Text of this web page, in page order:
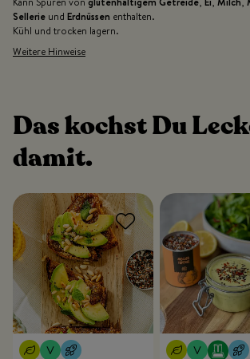
Sellerie und Erdnüssen enthalten.
Kühl und trocken lagern.
Weitere Hinweise
Das kochst Du
damit.